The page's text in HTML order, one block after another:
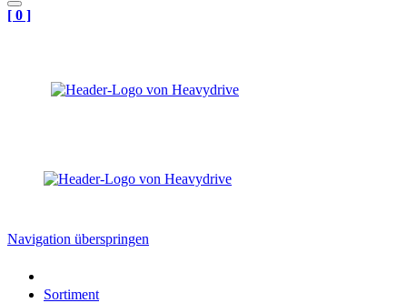
[ 0 ]
Navigation überspringen
Sortiment